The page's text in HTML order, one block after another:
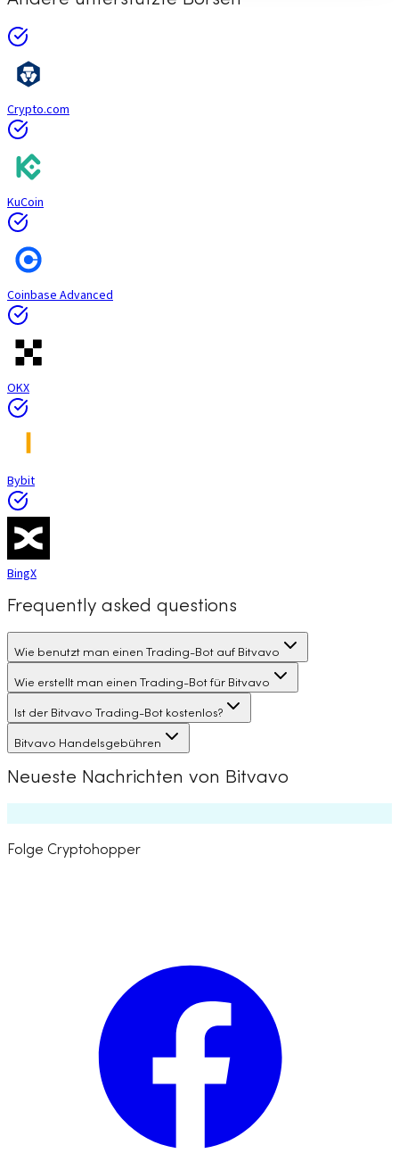
Crypto.com
KuCoin
Coinbase Advanced
OKX
Bybit
BingX
Frequently asked questions
Wie benutzt man einen Trading-Bot auf Bitvavo
Wie erstellt man einen Trading-Bot für Bitvavo
Ist der Bitvavo Trading-Bot kostenlos?
Bitvavo Handelsgebühren
Neueste Nachrichten von Bitvavo
Folge Cryptohopper